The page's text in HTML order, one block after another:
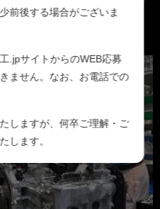
ていき、最終的な完成車へと造
前後する場合がございま
.jpサイトからのWEB応募
ません。なお、お電話での
しますが、何卒ご理解・ご
します。